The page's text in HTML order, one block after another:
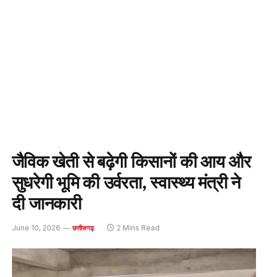
जैविक खेती से बढ़ेगी किसानों की आय और
सुधरेगी भूमि की उर्वरता, स्वास्थ्य मंत्री ने
दी जानकारी
June 10, 2026 छत्तीसगढ़ 2 Mins Read